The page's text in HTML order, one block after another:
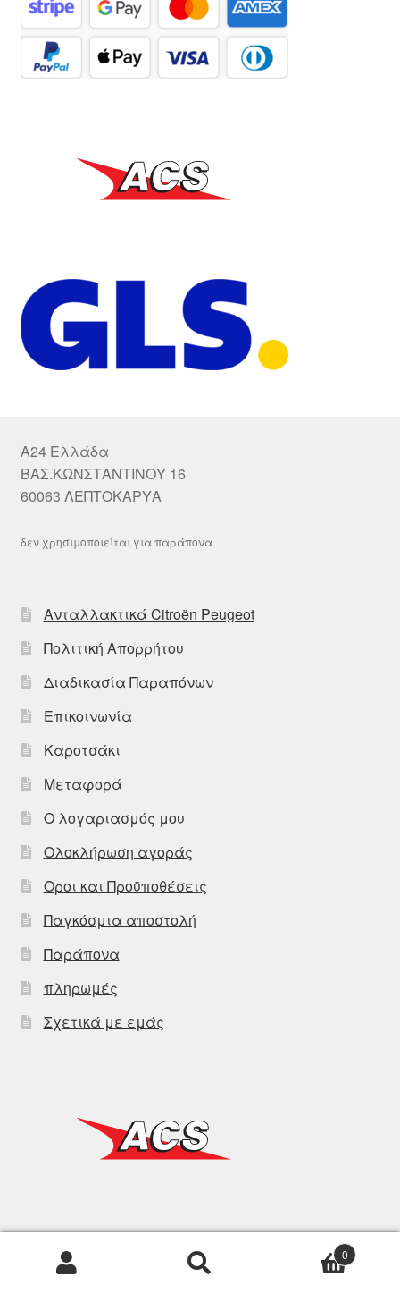
A24 Ελλάδα
ΒΑΣ.ΚΩΝΣΤΑΝΤΙΝΟΥ 16
60063 ΛΕΠΤΟΚΑΡΥΑ
δεν χρησιμοποιείται για παράπονα
Ανταλλακτικά Citroën Peugeot
Πολιτική Απορρήτου
Διαδικασία Παραπόνων
Επικοινωνία
Καροτσάκι
Μεταφορά
Ο λογαριασμός μου
Ολοκλήρωση αγοράς
Οροι και Προϋποθέσεις
Παγκόσμια αποστολή
Παράπονα
πληρωμές
Σχετικά με εμάς
Αναζήτηση
Αναζήτηση
0